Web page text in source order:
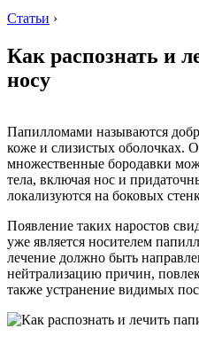
Статьи ›
Как распознать и
носу
Папилломами называются
коже и слизистых оболочках.
множественные бородавки
тела, включая нос и
локализуются на боковых
Появление таких наростов
уже является носителем
лечение должно быть
нейтрализацию причин,
также устранение видимых